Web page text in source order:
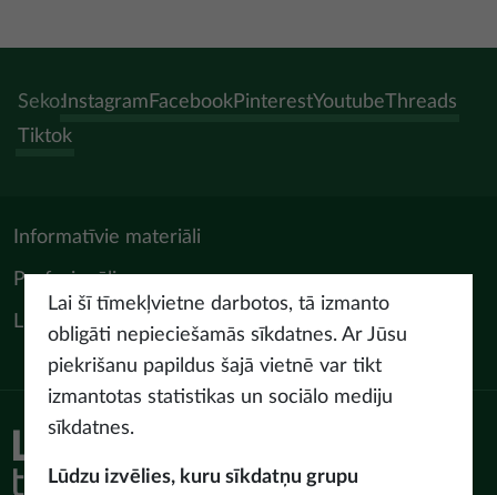
Seko:Instagram FacebookPinterestYoutubeThreads
Tiktok
Informatīvie materiāli
Profesionāļiem
LIAA Tūrisma departaments
Lietošanas noteikumi
Lai šī tīmekļvietne darbotos, tā izmanto
obligāti nepieciešamās sīkdatnes. Ar Jūsu
piekrišanu papildus šajā vietnē var tikt
izmantotas statistikas un sociālo mediju
sīkdatnes.
Lūdzu izvēlies, kuru sīkdatņu grupu